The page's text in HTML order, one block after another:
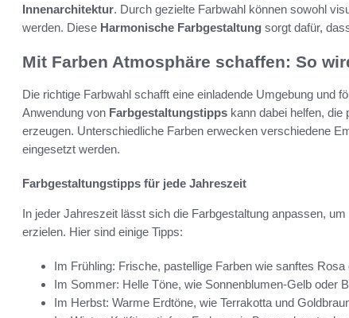
Innenarchitektur. Durch gezielte Farbwahl können sowohl
werden. Diese Harmonische Farbgestaltung sorgt dafür,
Mit Farben Atmosphäre schaffen: So
Die richtige Farbwahl schafft eine einladende Umgebung und
Anwendung von Farbgestaltungstipps kann dabei helfen,
erzeugen. Unterschiedliche Farben erwecken verschiedene
eingesetzt werden.
Farbgestaltungstipps für jede Jahreszeit
In jeder Jahreszeit lässt sich die Farbgestaltung anpassen,
erzielen. Hier sind einige Tipps:
Im Frühling: Frische, pastellige Farben wie sanftes
Im Sommer: Helle Töne, wie Sonnenblumen-Gelb oder
Im Herbst: Warme Erdtöne, wie Terrakotta und